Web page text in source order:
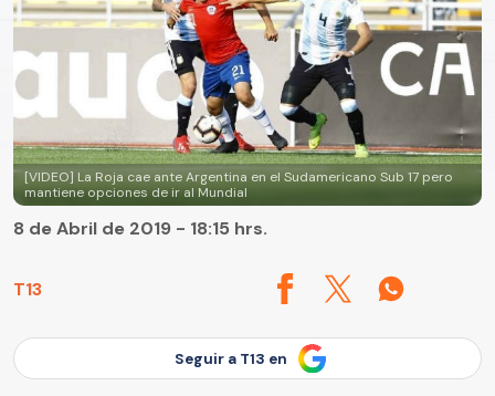
[VIDEO] La Roja cae ante Argentina en el Sudamericano Sub 17 pero
mantiene opciones de ir al Mundial
T13
8 de Abril de 2019 - 18:15 hrs.
Seguir a T13 en